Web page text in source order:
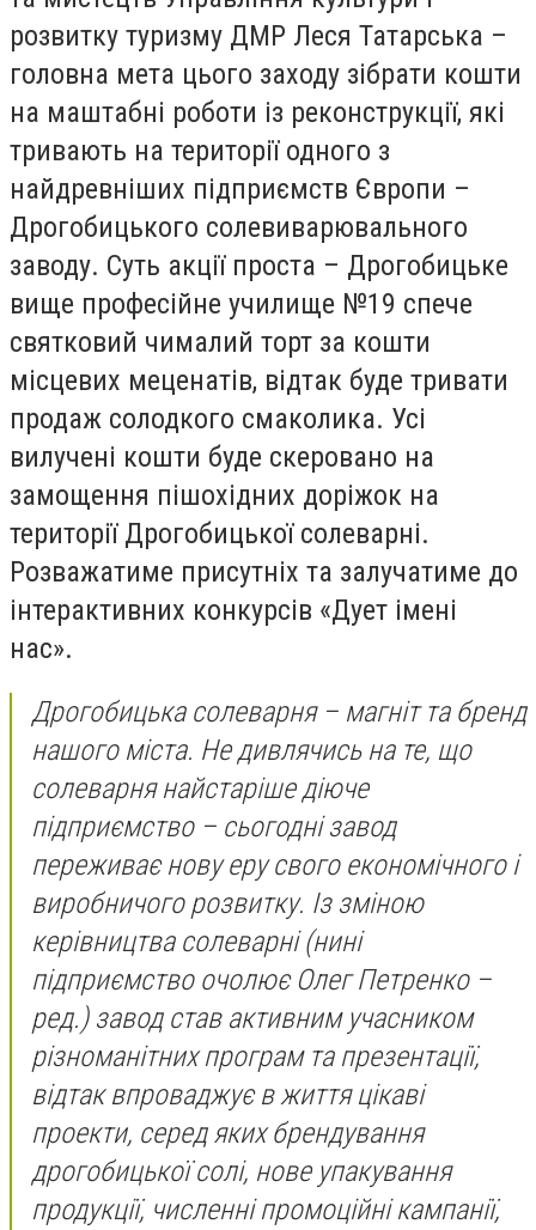
розвитку туризму ДМР Леся Татарська –
головна мета цього заходу зібрати кошти
на маштабні роботи із реконструкції, які
тривають на території одного з
найдревніших підприємств Європи –
Дрогобицького солевиварювального
заводу. Суть акції проста – Дрогобицьке
вище професійне училище №19 спече
святковий чималий торт за кошти
місцевих меценатів, відтак буде тривати
продаж солодкого смаколика. Усі
вилучені кошти буде скеровано на
замощення пішохідних доріжок на
території Дрогобицької солеварні.
Розважатиме присутніх та залучатиме до
інтерактивних конкурсів «Дует імені
нас».
Дрогобицька солеварня – магніт та бренд
нашого міста. Не дивлячись на те, що
солеварня найстаріше діюче
підприємство – сьогодні завод
переживає нову еру свого економічного і
виробничого розвитку. Із зміною
керівництва солеварні (нині
підприємство очолює Олег Петренко –
ред.) завод став активним учасником
різноманітних програм та презентації,
відтак впроваджує в життя цікаві
проекти, серед яких брендування
дрогобицької солі, нове упакування
продукції, численні промоційні кампанії,